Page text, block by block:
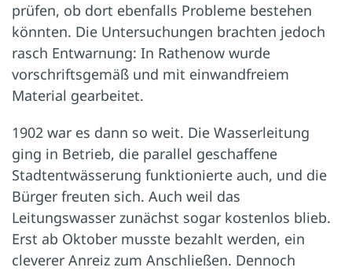
prüfen, ob dort ebenfalls Probleme bestehen
könnten. Die Untersuchungen brachten jedoch
rasch Entwarnung: In Rathenow wurde
vorschriftsgemäß und mit einwandfreiem
Material gearbeitet.
1902 war es dann so weit. Die Wasserleitung
ging in Betrieb, die parallel geschaffene
Stadtentwässerung funktionierte auch, und die
Bürger freuten sich. Auch weil das
Leitungswasser zunächst sogar kostenlos blieb.
Erst ab Oktober musste bezahlt werden, ein
cleverer Anreiz zum Anschließen. Dennoch